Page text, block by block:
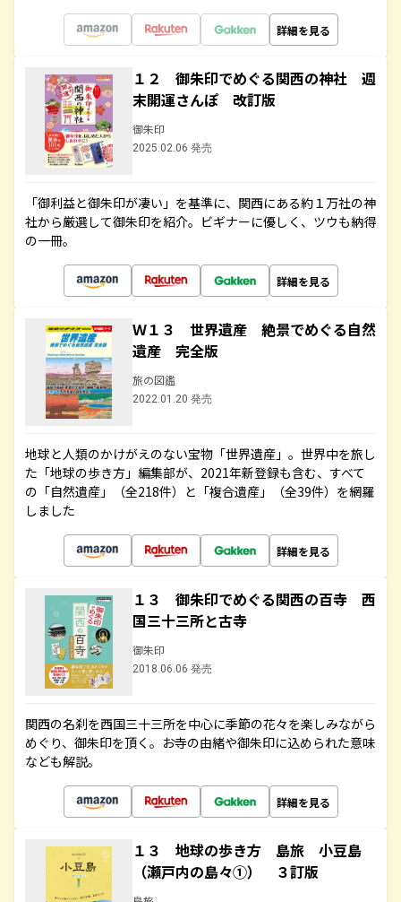
詳細を見る
１２ 御朱印でめぐる関西の神社 週
末開運さんぽ 改訂版
御朱印
2025.02.06 発売
「御利益と御朱印が凄い」を基準に、関西にある約１万社の神
社から厳選して御朱印を紹介。ビギナーに優しく、ツウも納得
の一冊。
詳細を見る
Ｗ１３ 世界遺産 絶景でめぐる自然
遺産 完全版
旅の図鑑
2022.01.20 発売
地球と人類のかけがえのない宝物「世界遺産」。世界中を旅し
た「地球の歩き方」編集部が、2021年新登録も含む、すべて
の「自然遺産」（全218件）と「複合遺産」（全39件）を網羅
しました
詳細を見る
１３ 御朱印でめぐる関西の百寺 西
国三十三所と古寺
御朱印
2018.06.06 発売
関西の名刹を西国三十三所を中心に季節の花々を楽しみながら
めぐり、御朱印を頂く。お寺の由緒や御朱印に込められた意味
なども解説。
詳細を見る
１３ 地球の歩き方 島旅 小豆島
（瀬戸内の島々①） ３訂版